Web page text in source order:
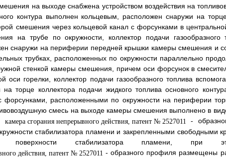
на выходе снабжена устройством воздействия на
контура выполнен кольцевым, расположен снаружи на
смешения через кольцевой канал с форсунками в
на трубе по окружности, коллектор подачи газообразного
снаружи на периферии передней крышки камеры смешения и
трубках, расположенных по окружности параллельно
стенкой камеры смешения, причем оси форсунок в
горелки, коллектор подачи газообразного топлива
торце коллектора подачи жидкого топлива основного
форсунками, расположенными по окружности на периферии
смесь на выходе камеры смешения выполнено в
-
стабилизатора пламени и закрепленными свободными
поверхности стабилизатора пламени, при
- образного профиля размещены